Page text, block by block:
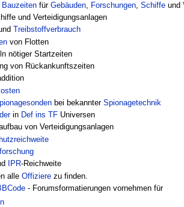
Bauzeiten fürGebäuden, Forschungen,Schiffe und
und Verteidigungsanlagen
Treibstoffverbrauch
von Flotten
nötiger Startzeiten
von Rückankunftszeiten
bei bekannterSpionagetechnik
in Def ins TF Universen
von Verteidigungsanlagen
IPR-Reichweite
alle Offizierezu finden.
- Forumsformatierungen vornehmen für